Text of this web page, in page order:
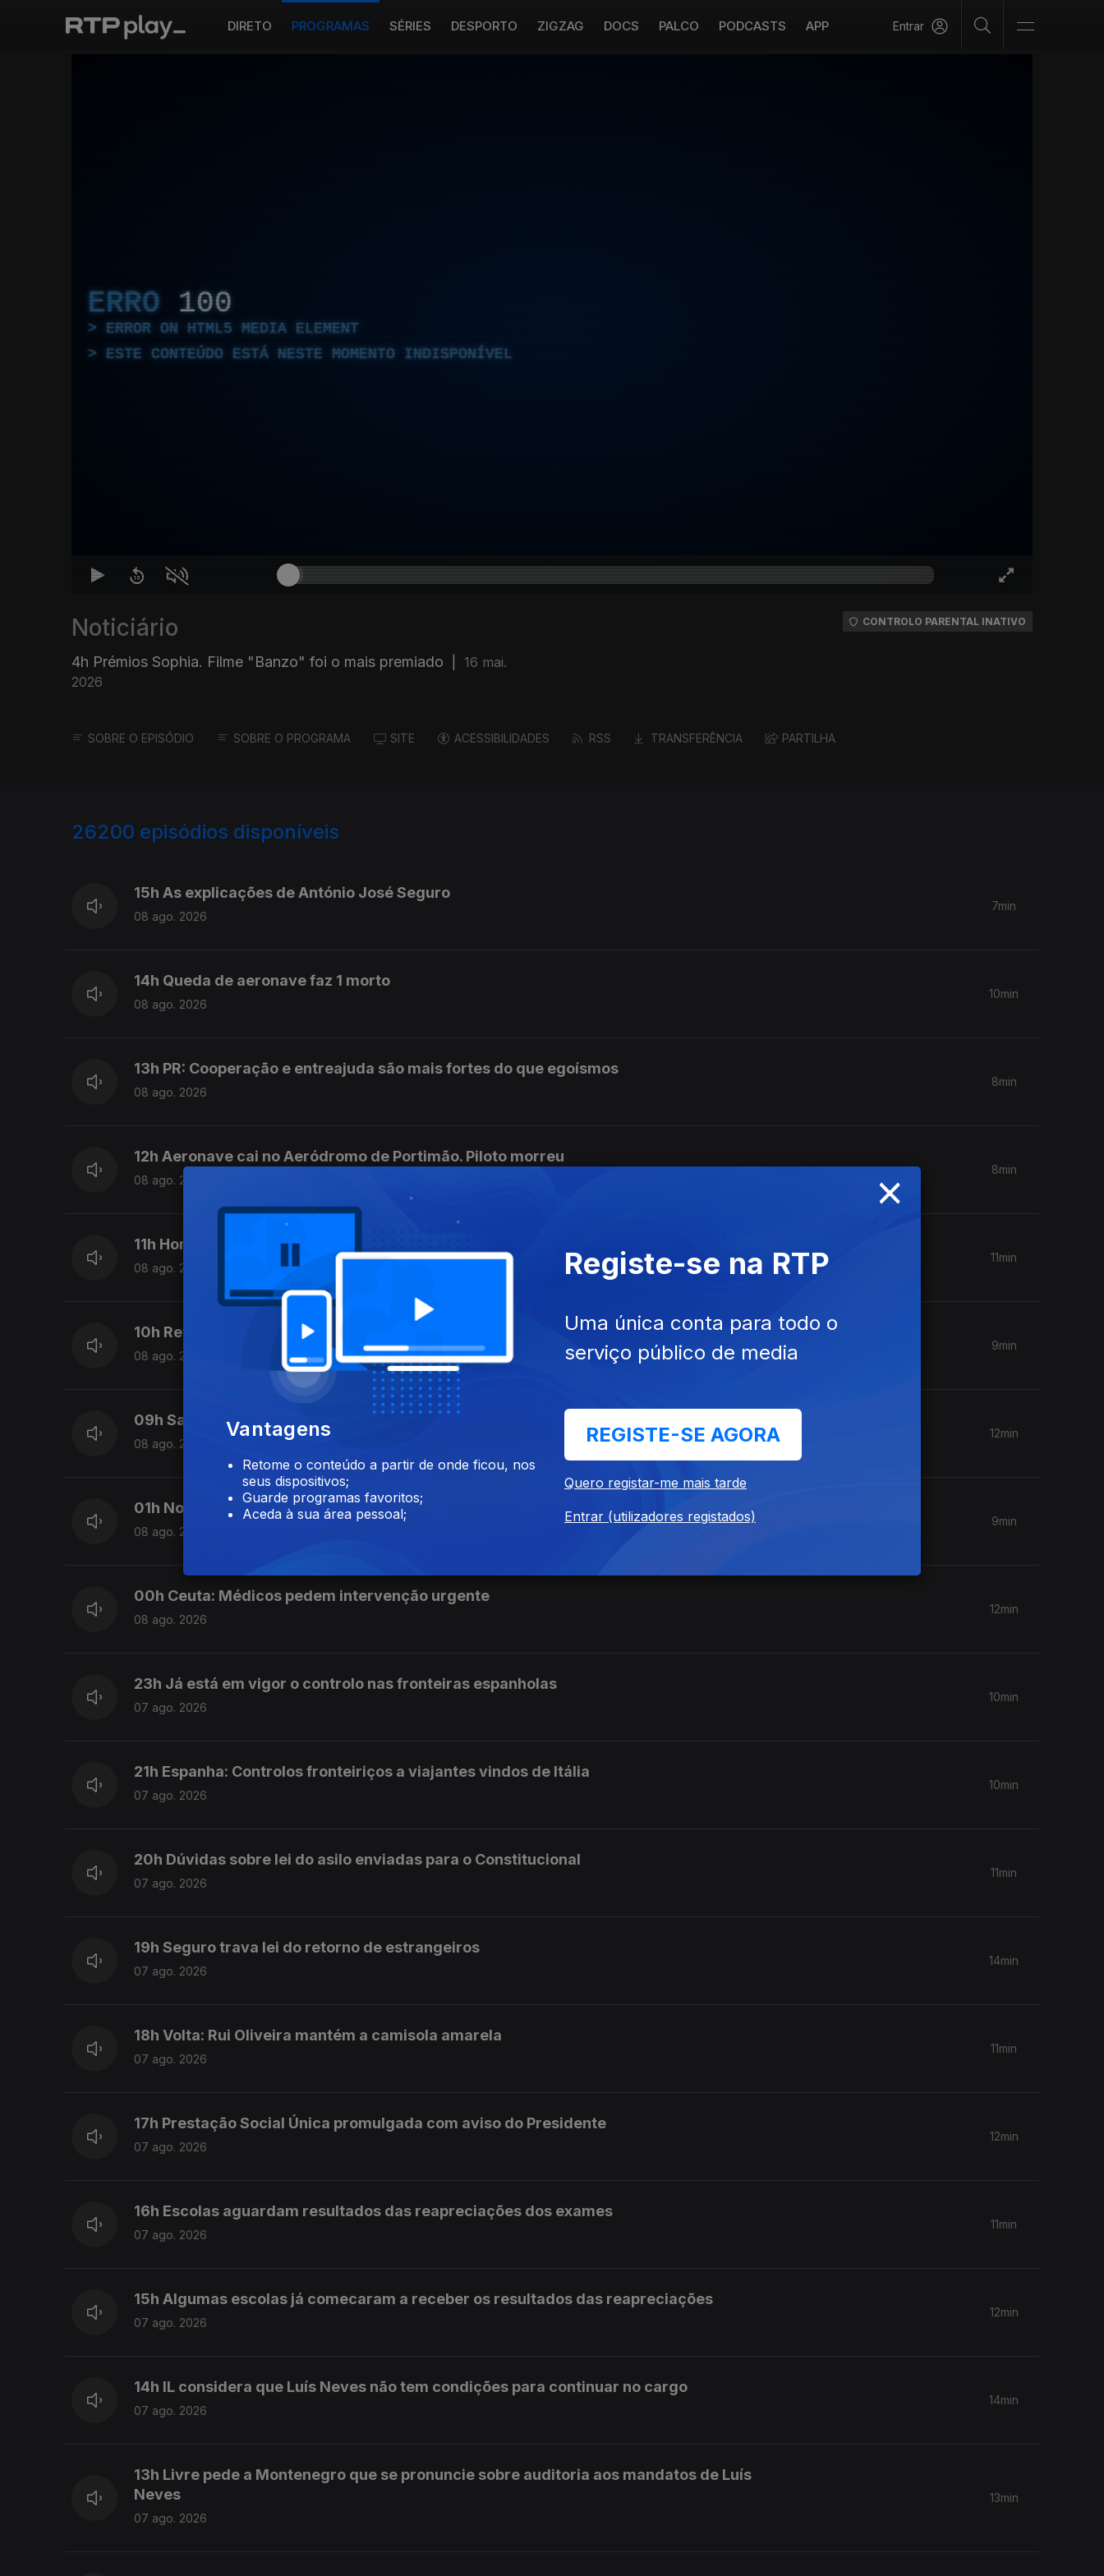
DIRETO PROGRAMAS SÉRIES DESPORTO ZIGZAG DOCS PALCO PODCASTS APP Entrar
ERRO 100
ERROR ON HTML5 MEDIA ELEMENT
ESTE CONTEÚDO ESTÁ NESTE MOMENTO INDISPONÍVEL
Noticiário
4h Prémios Sophia. Filme "Banzo" foi o mais premiado
16 mai.
2026
CONTROLO PARENTAL INATIVO
SOBRE O EPISÓDIO SOBRE O PROGRAMA SITE ACESSIBILIDADES RSS TRANSFERÊNCIA PARTILHA
26200 episódios disponíveis
15h As explicações de António José Seguro
08 ago. 2026
7min
14h Queda de aeronave faz 1 morto
08 ago. 2026
10min
13h PR: Cooperação e entreajuda são mais fortes do que egoísmos
08 ago. 2026
8min
12h Aeronave cai no Aeródromo de Portimão. Piloto morreu
08 ago. 2026
8min
11h Hong Kong: Incêndio que causou 168 mortos começou com beata
08 ago. 2026
11min
10h Retorno: Chega considera irresponsável envio do diploma ao TC
08 ago. 2026
9min
09h Saúde pública em Ceuta: Médicos pedem intervenção urgente
08 ago. 2026
12min
01h No Médio Oriente 3 países assinaram o Acordo de Meca
08 ago. 2026
9min
00h Ceuta: Médicos pedem intervenção urgente
08 ago. 2026
12min
23h Já está em vigor o controlo nas fronteiras espanholas
07 ago. 2026
10min
21h Espanha: Controlos fronteiriços a viajantes vindos de Itália
07 ago. 2026
10min
20h Dúvidas sobre lei do asilo enviadas para o Constitucional
07 ago. 2026
11min
19h Seguro trava lei do retorno de estrangeiros
07 ago. 2026
14min
18h Volta: Rui Oliveira mantém a camisola amarela
07 ago. 2026
11min
17h Prestação Social Única promulgada com aviso do Presidente
07 ago. 2026
12min
16h Escolas aguardam resultados das reapreciações dos exames
07 ago. 2026
11min
15h Algumas escolas já comecaram a receber os resultados das reapreciações
07 ago. 2026
12min
14h IL considera que Luís Neves não tem condições para continuar no cargo
07 ago. 2026
14min
13h Livre pede a Montenegro que se pronuncie sobre auditoria aos mandatos de Luís
Neves
07 ago. 2026
13min
×
Vantagens
Retome o conteúdo a partir de onde ficou, nos
seus dispositivos;
Guarde programas favoritos;
Aceda à sua área pessoal;
Registe-se na RTP
Uma única conta para todo o
serviço público de media
REGISTE-SE AGORA
Quero registar-me mais tarde
Entrar (utilizadores registados)